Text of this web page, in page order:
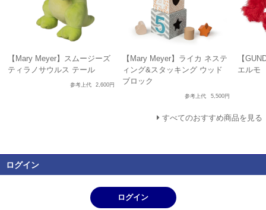
【Mary Meyer】スムージーズ
ティラノサウルス テール
参考上代 2,600円
【Mary Meyer】ライカ ネステ
ィング&スタッキング ウッド
ブロック
参考上代 5,500円
【
エルモ
すべてのおすすめ商品を見る
ログイン
ログイン